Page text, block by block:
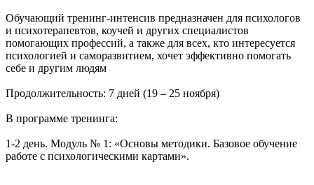
Обучающий тренинг-интенсив предназначен для психологов
и психотерапевтов, коучей и других специалистов
помогающих профессий, а также для всех, кто интересуется
психологией и саморазвитием, хочет эффективно помогать
себе и другим людям
Продолжительность: 7 дней (19 – 25 ноября)
В программе тренинга:
1-2 день. Модуль № 1: «Основы методики. Базовое обучение
работе с психологическими картами».